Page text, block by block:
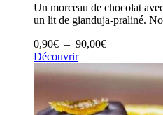
Un morceau de chocolat
un lit de gianduja-praliné.
0,90€ – 90,00€Plage
0,90€
90,00€
Découvrir